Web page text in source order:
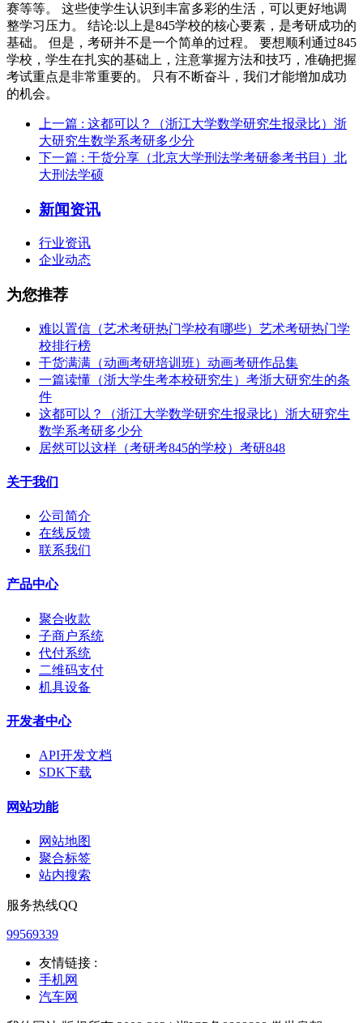
赛等等。 这些使学生认识到丰富多彩的生活，可以更好地调
整学习压力。 结论:以上是845学校的核心要素，是考研成功的
基础。 但是，考研并不是一个简单的过程。 要想顺利通过845
学校，学生在扎实的基础上，注意掌握方法和技巧，准确把握
考试重点是非常重要的。 只有不断奋斗，我们才能增加成功
的机会。
上一篇 : 这都可以？（浙江大学数学研究生报录比）浙
大研究生数学系考研多少分
下一篇 : 干货分享（北京大学刑法学考研参考书目）北
大刑法学硕
新闻资讯
行业资讯
企业动态
为您推荐
难以置信（艺术考研热门学校有哪些）艺术考研热门学
校排行榜
干货满满（动画考研培训班）动画考研作品集
一篇读懂（浙大学生考本校研究生）考浙大研究生的条
件
这都可以？（浙江大学数学研究生报录比）浙大研究生
数学系考研多少分
居然可以这样（考研考845的学校）考研848
关于我们
公司简介
在线反馈
联系我们
产品中心
聚合收款
子商户系统
代付系统
二维码支付
机具设备
开发者中心
API开发文档
SDK下载
网站功能
网站地图
聚合标签
站内搜索
服务热线QQ
99569339
友情链接 :
手机网
汽车网